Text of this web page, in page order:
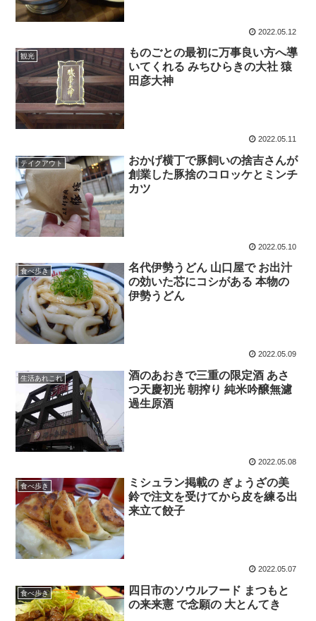
2022.05.12
観光
ものごとの最初に万事良い方へ導
いてくれる みちひらきの大社 猿
田彦大神
2022.05.11
テイクアウト
おかげ横丁で豚飼いの捨吉さんが
創業した豚捨のコロッケとミンチ
カツ
2022.05.10
食べ歩き
名代伊勢うどん 山口屋で お出汁
の効いた芯にコシがある 本物の
伊勢うどん
2022.05.09
生活あれこれ
酒のあおきで三重の限定酒 あさ
つ天慶初光 朝搾り 純米吟醸無濾
過生原酒
2022.05.08
食べ歩き
ミシュラン掲載の ぎょうざの美
鈴で注文を受けてから皮を練る出
来立て餃子
2022.05.07
食べ歩き
四日市のソウルフード まつもと
の来来憲 で念願の 大とんてき